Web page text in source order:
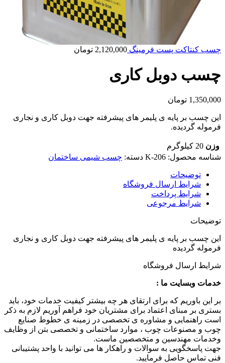
چسب کنتاکت پست فرمینگ 2,120,000 تومان
چسب دوبل کاری
1,350,000 تومان
این چسب بر پایه ی پلیمر های پیشرفته جهت دوبل کاری و نجاری
فرموله گردیده.
وزن 20 کیلوگرم
شناسه محصول: K-206 دسته: چسب شیمی ساختمان
توضیحات
شرایط ارسال فروشگاه
شرایط پرداخت
شرایط مرجوعی
توضیحات
این چسب بر پایه ی پلیمر های پیشرفته جهت دوبل کاری و نجاری
فرموله گردیده
شرایط ارسال فروشگاه
خدمات وبسایت ما :
بر این باوریم که برای ارتقای هر چه بیشتر کیفیت خدمات خود، باید
بستری بر مبنای اعتماد برای مشتریان خود فراهم آوریم لازم به ذکر
است راهنمایی و مشاوره ی تخصصی در زمینه ی خطوط صنایع
چوب و مصنوعات چوب ، موارد ساختمانی و تخصصی بتن از وظایف
وخدمات مهندسین و متخصصین ماست.
جهت پاسخگویی به سوالات و راهکار ها می توانید با واحد پشتیبانی
فنی تماس حاصل فرمایید.